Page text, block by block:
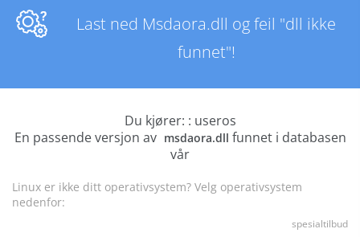
Last ned Msdaora.dll og feil "dll ikke
funnet"!
Du kjører: : useros
En passende versjon av msdaora.dll funnet i databasen
vår
Linux er ikke ditt operativsystem? Velg operativsystem
nedenfor:
spesialtilbud